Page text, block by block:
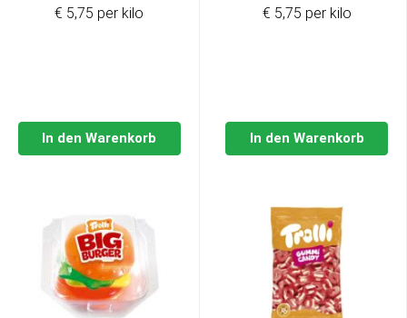
In den Warenkorb
€ 5,75 per kilo
In den Warenkorb
€ 5,75 per kilo